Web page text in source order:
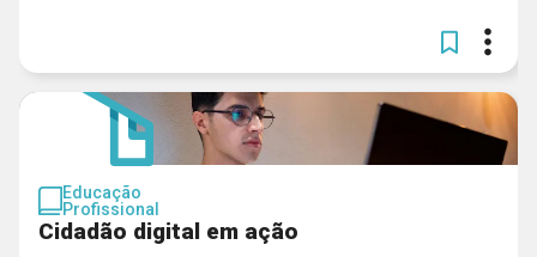
Educação
Profissional
Cidadão digital em ação